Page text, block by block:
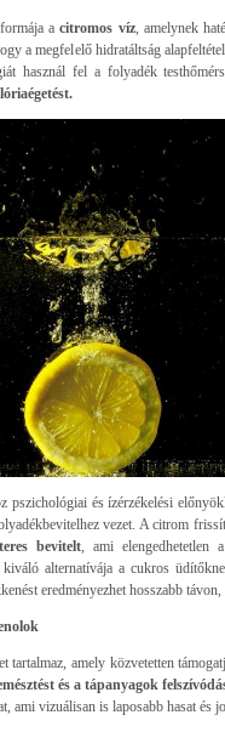
formája acitromos víz, amelynek
a megfelelő hidratáltság
használ fel a folyadék
pszichológiai és ízérzékelési
vezet. A citrom
bevitelt , ami
alternatívája a cukros
eredményezhet hosszabb
amely közvetetten
és a tápanyagok
ami vizuálisan is laposabb hasat és